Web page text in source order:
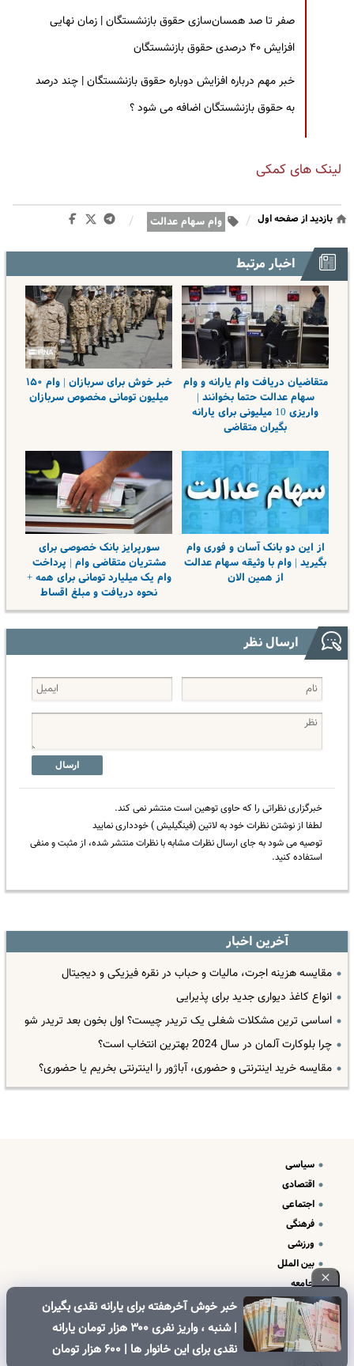
صفر تا صد همسان‌سازی حقوق بازنشستگان | زمان نهایی
افزایش ۴۰ درصدی حقوق بازنشستگان
خبر مهم درباره افزایش دوباره حقوق بازنشستگان | چند درصد
به حقوق بازنشستگان اضافه می شود ؟
لینک های کمکی
بازدید از صفحه اول / وام سهام عدالت /
اخبار مرتبط
متقاضیان دریافت وام یارانه و وام
سهام عدالت حتما بخوانند |
واریزی 10 میلیونی برای یارانه
بگیران متقاضی
خبر خوش برای سربازان | وام ۱۵۰
میلیون تومانی مخصوص سربازان
از این دو بانک آسان و فوری وام
بگیرید | وام با وثیقه سهام عدالت
از همین الان
سورپرایز بانک خصوصی برای
مشتریان متقاضی وام | پرداخت
وام یک میلیارد تومانی برای همه +
نحوه دریافت و مبلغ اقساط
ارسال نظر
ارسال
خبرگزاری نظراتی را که حاوی توهین است منتشر نمی کند.
لطفا از نوشتن نظرات خود به لاتین (فینگیلیش ) خودداری نمایید
توصیه می شود به جای ارسال نظرات مشابه با نظرات منتشر شده، از مثبت و منفی
استفاده کنید.
آخرین اخبار
مقایسه هزینه اجرت، مالیات و حباب در نقره فیزیکی و دیجیتال
انواع کاغذ دیواری جدید برای پذیرایی
اساسی ترین مشکلات شغلی یک تریدر چیست؟ اول بخون بعد تریدر شو
چرا بلوکارت آلمان در سال 2024 بهترین انتخاب است؟
مقایسه خرید اینترنتی و حضوری، آباژور را اینترنتی بخریم یا حضوری؟
خبر خوش آخرهفته برای یارانه نقدی بگیران
| شنبه ، واریز نفری ۳۰۰ هزار تومان یارانه
نقدی برای این خانوار ها | ۶۰۰ هزار تومان
سیاسی
اقتصادی
اجتماعی
فرهنگی
ورزشی
بین الملل
جامعه
علم و فناوری
درباره ما
تبلیغات و تماس با ما